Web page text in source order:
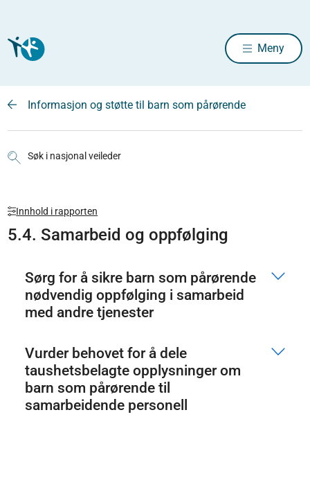
Meny
Informasjon og støtte til barn som pårørende
Søk i nasjonal veileder
Innhold i rapporten
5.4. Samarbeid og oppfølging
Sørg for å sikre barn som pårørende
nødvendig oppfølging i samarbeid
med andre tjenester
Vurder behovet for å dele
taushetsbelagte opplysninger om
barn som pårørende til
samarbeidende personell